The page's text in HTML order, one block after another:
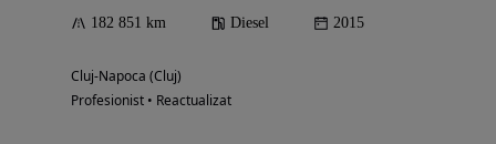
182 851 km Diesel 2015
Cluj-Napoca (Cluj)
Profesionist • Reactualizat